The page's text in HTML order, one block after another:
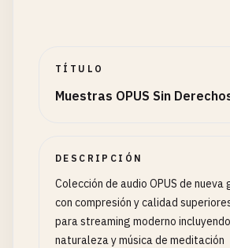
TÍTULO
Muestras OPUS Sin
DESCRIPCIÓN
Colección de audio OPUS de nueva
con compresión y calidad
para streaming moderno
naturaleza y música de meditación